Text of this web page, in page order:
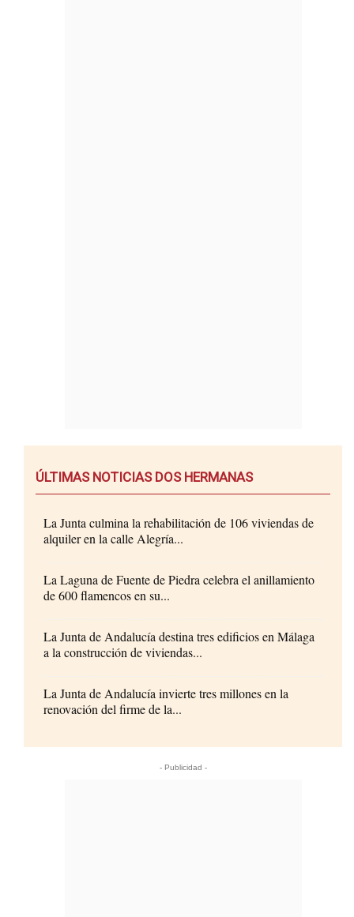
ÚLTIMAS NOTICIAS DOS HERMANAS
La Junta culmina la rehabilitación de 106 viviendas de
alquiler en la calle Alegría...
La Laguna de Fuente de Piedra celebra el anillamiento
de 600 flamencos en su...
La Junta de Andalucía destina tres edificios en Málaga
a la construcción de viviendas...
La Junta de Andalucía invierte tres millones en la
renovación del firme de la...
- Publicidad -